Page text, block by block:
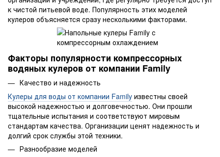
к чистой питьевой воде. Популярность этих моделей
кулеров объясняется сразу несколькими факторами.
Факторы популярности компрессорных
водяных кулеров от компании Family
Качество и надежность
Кулеры для воды от компании Family известны своей
высокой надежностью и долговечностью. Они прошли
тщательные испытания и соответствуют мировым
стандартам качества. Организации ценят надежность и
долгий срок службы этой техники.
Разнообразие моделей